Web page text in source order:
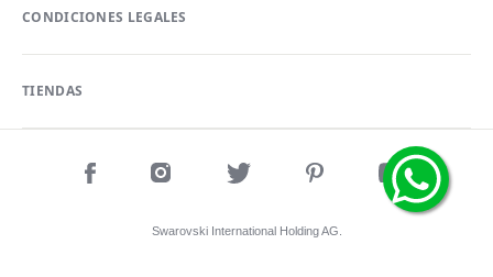
CONDICIONES LEGALES
TIENDAS
Swarovski International Holding AG.